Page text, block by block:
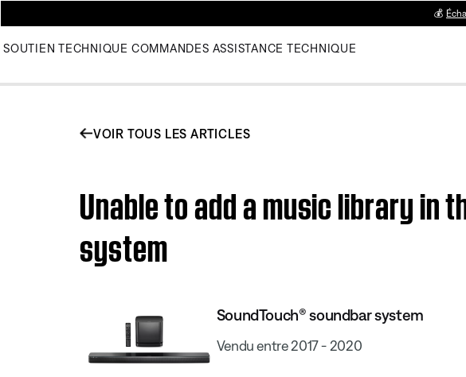
💰
SOUTIEN TECHNIQUE COMMANDES ASSISTANCE TECHNIQUE
VOIR TOUS LES ARTICLES
Unable to add a music library in
system
SoundTouch® soundbar system
Vendu entre 2017 - 2020